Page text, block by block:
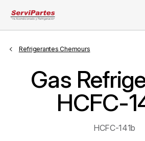
Refrigerantes Chemours
Gas
HCFC-
HCFC-141b